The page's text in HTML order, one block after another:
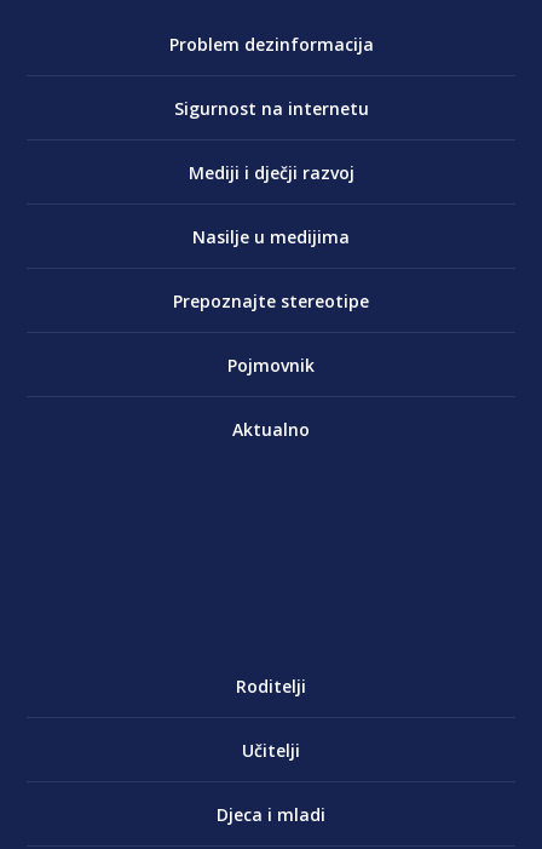
Problem dezinformacija
Sigurnost na internetu
Mediji i dječji razvoj
Nasilje u medijima
Prepoznajte stereotipe
Pojmovnik
Aktualno
Roditelji
Učitelji
Djeca i mladi